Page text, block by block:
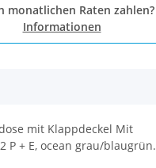
monatlichen Raten zahlen?
Informationen
mit Klappdeckel Mit
P + E, ocean grau/blaugrün.